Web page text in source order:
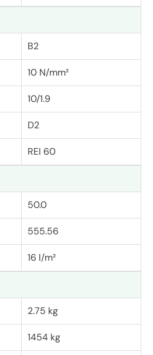
B2
10 N/mm²
10/1.9
D2
REI 60
50.0
555.56
16 l/m²
2.75 kg
1454 kg